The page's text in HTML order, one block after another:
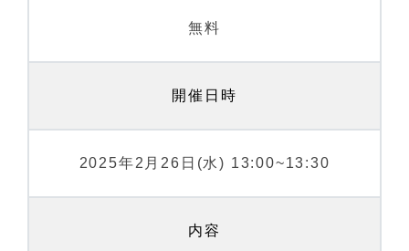
無料
開催日時
2025年2月26日(水) 13:00~13:30
内容